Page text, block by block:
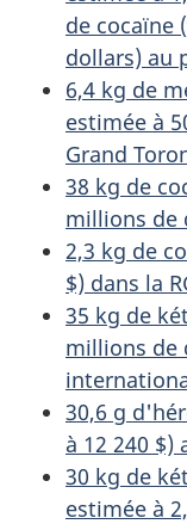
de cocaïne
dollars) au
6,4 kg de
estimée à
Grand
38 kg de
millions de
2,3 kg de
$) dans la
35 kg de
millions de
30,6 g
à 12 240
30 kg de
estimée à